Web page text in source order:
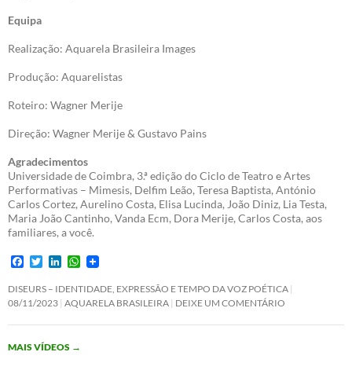
Equipa
Realização: Aquarela Brasileira Images
Produção: Aquarelistas
Roteiro: Wagner Merije
Direção: Wagner Merije & Gustavo Pains
Agradecimentos
Universidade de Coimbra, 3.ª edição do Ciclo de Teatro e Artes
Performativas – Mimesis, Delfim Leão, Teresa Baptista, António
Carlos Cortez, Aurelino Costa, Elisa Lucinda, João Diniz, Lia Testa,
Maria João Cantinho, Vanda Ecm, Dora Merije, Carlos Costa, aos
familiares, a você.
F
c
e
b
o
k
T
i
t
t
e
n
k
e
d
n
W
a
t
s
A
DISEURS – IDENTIDADE, EXPRESSÃO E TEMPO DA VOZ POÉTICA
08/11/2023 AQUARELA BRASILEIRA DEIXE UM COMENTÁRIO
MAIS VÍDEOS →